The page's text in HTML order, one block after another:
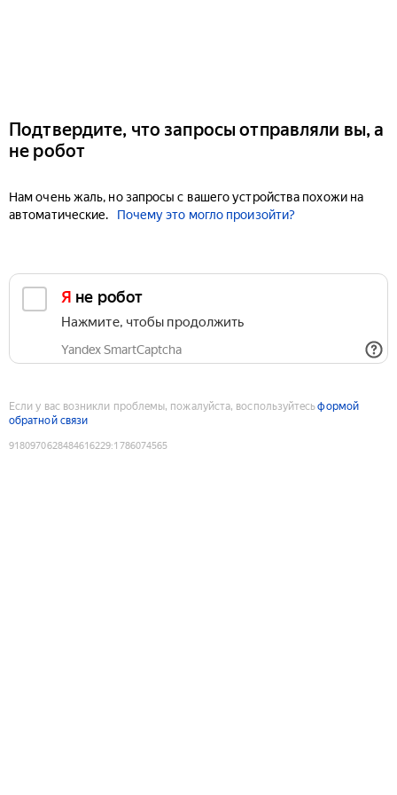
Подтвердите, что запросы отправляли вы, а
не робот
Нам очень жаль, но запросы с вашего устройства похожи на
автоматические.
Почему это могло произойти?
Я не робот
Нажмите, чтобы продолжить
Yandex SmartCaptcha
Если у вас возникли проблемы, пожалуйста, воспользуйтесьформой
обратной связи
9180970628484616229:1786074565